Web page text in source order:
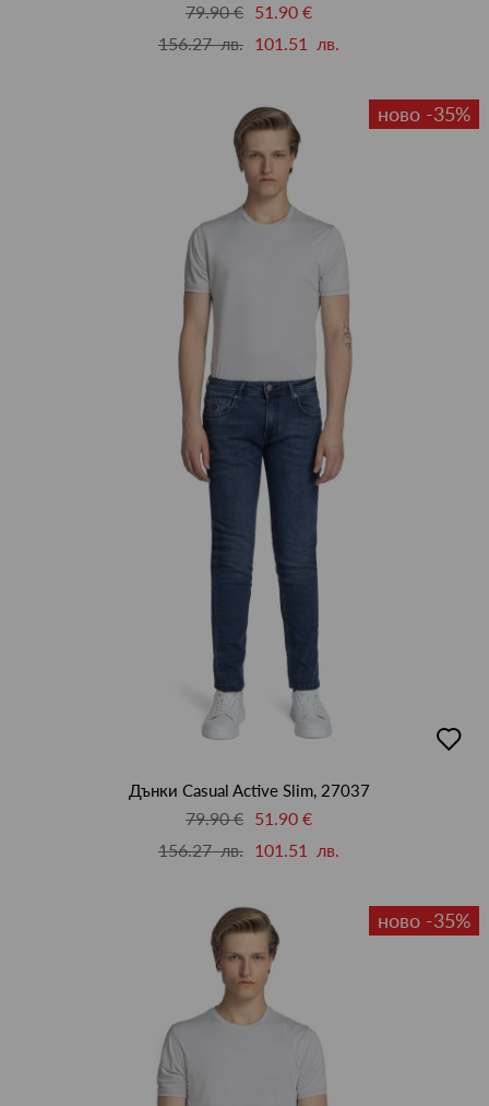
79.90 € 51.90 €
156.27 лв. 101.51 лв.
ново -35%
в
Дънки Casual Active Slim, 27037
79.90 € 51.90 €
156.27 лв. 101.51 лв.
ново -35%